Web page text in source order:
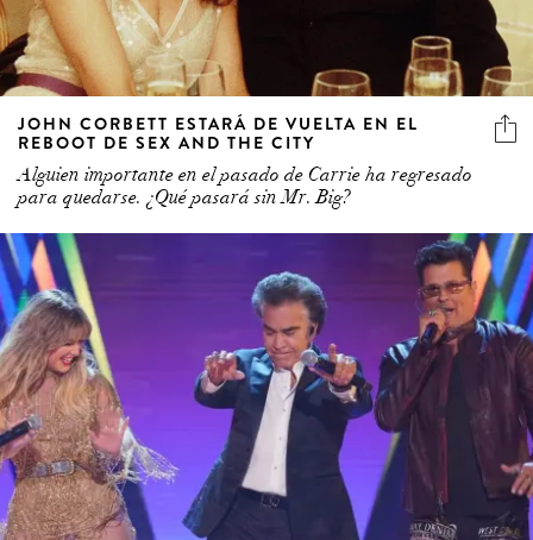
JOHN CORBETT ESTARÁ DE VUELTA EN EL
REBOOT DE SEX AND THE CITY
Alguien importante en el pasado de Carrie ha regresado
para quedarse. ¿Qué pasará sin Mr. Big?